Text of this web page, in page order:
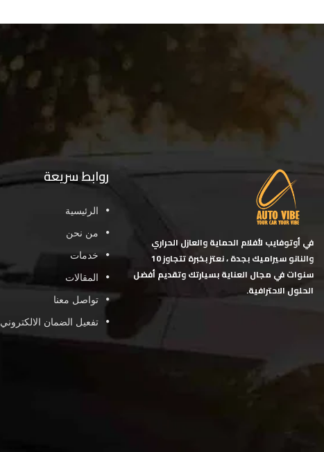
في أوتوفايب لأفلام الحماية والعازل الحراري
والنانو سيراميك بجدة ، نعتز بخبرة تتجاوز 10
سنوات في مجال العناية بسيارتك وتقديم أفضل
الحلول الاحترافية.
روابط سريعة
الرئيسية
من نحن
خدمات
المقالات
تواصل معنا
تفعيل الضمان الالكتروني